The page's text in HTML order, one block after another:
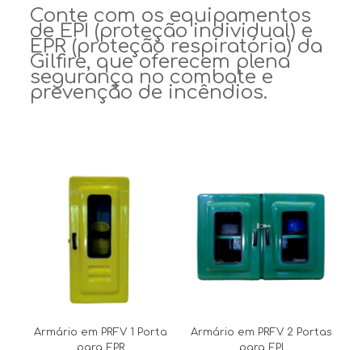
Conte com os equipamentos
de EPI (proteção individual) e
EPR (proteção respiratória) da
Gilfire, que oferecem plena
segurança no combate e
prevenção de incêndios.
Armário em PRFV 1 Porta
Armário em PRFV 2 Portas